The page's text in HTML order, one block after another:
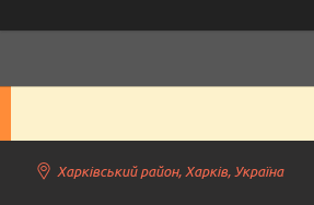
Харківський район, Харків, Україна